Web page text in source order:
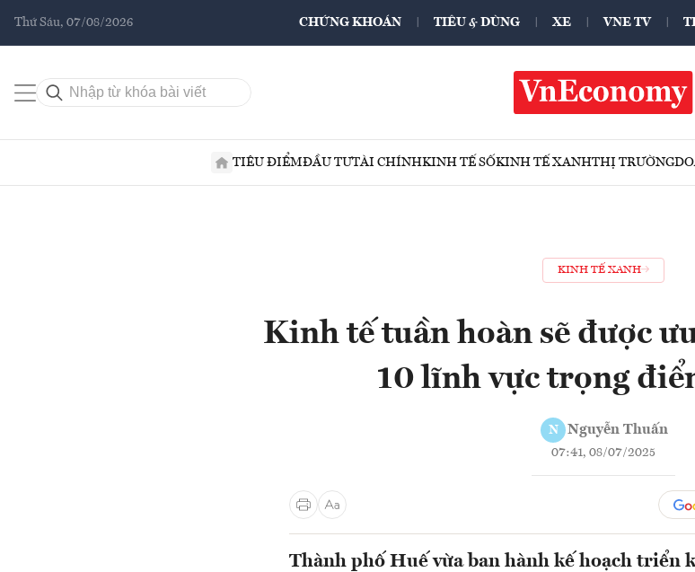
Thứ Sáu, 07/08/2026 CHỨNG KHOÁN TIÊU & DÙNG XE VNE TV
TIÊU ĐIỂMĐẦU TƯTÀI CHÍNHKINH TẾ SỐKINH TẾ XANHTHỊ TRƯỜNG
KINH TẾ XANH
Kinh tế tuần hoàn sẽ được
10 lĩnh vực trọng
N Nguyễn Thuấn
07:41, 08/07/2025
Thành phố Huế vừa ban hành kế hoạch triển